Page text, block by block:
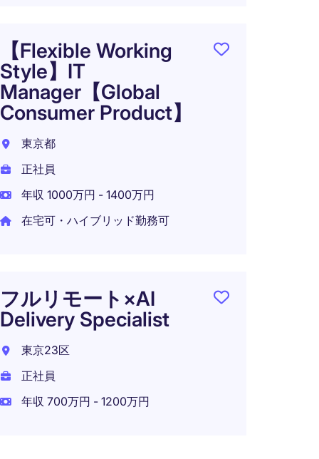
【Flexible Working
Style】IT
Manager【Global
Consumer Product】
東京都
正社員
年収 1000万円 - 1400万円
在宅可・ハイブリッド勤務可
フルリモート×AI
Delivery Specialist
東京23区
正社員
年収 700万円 - 1200万円